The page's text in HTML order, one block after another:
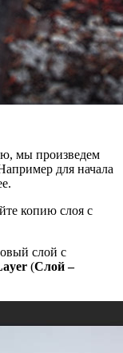
мы произведем
для начала
копию слоя с
слой с
(Слой –